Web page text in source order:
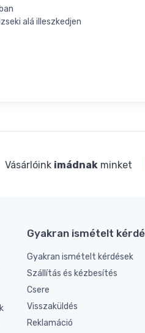
alá illeszkedjen
Vásárlóink imádnak minket
Gyakran ismételt
Gyakran ismételt kérdések
Szállítás és kézbesítés
Csere
Visszaküldés
Reklamáció